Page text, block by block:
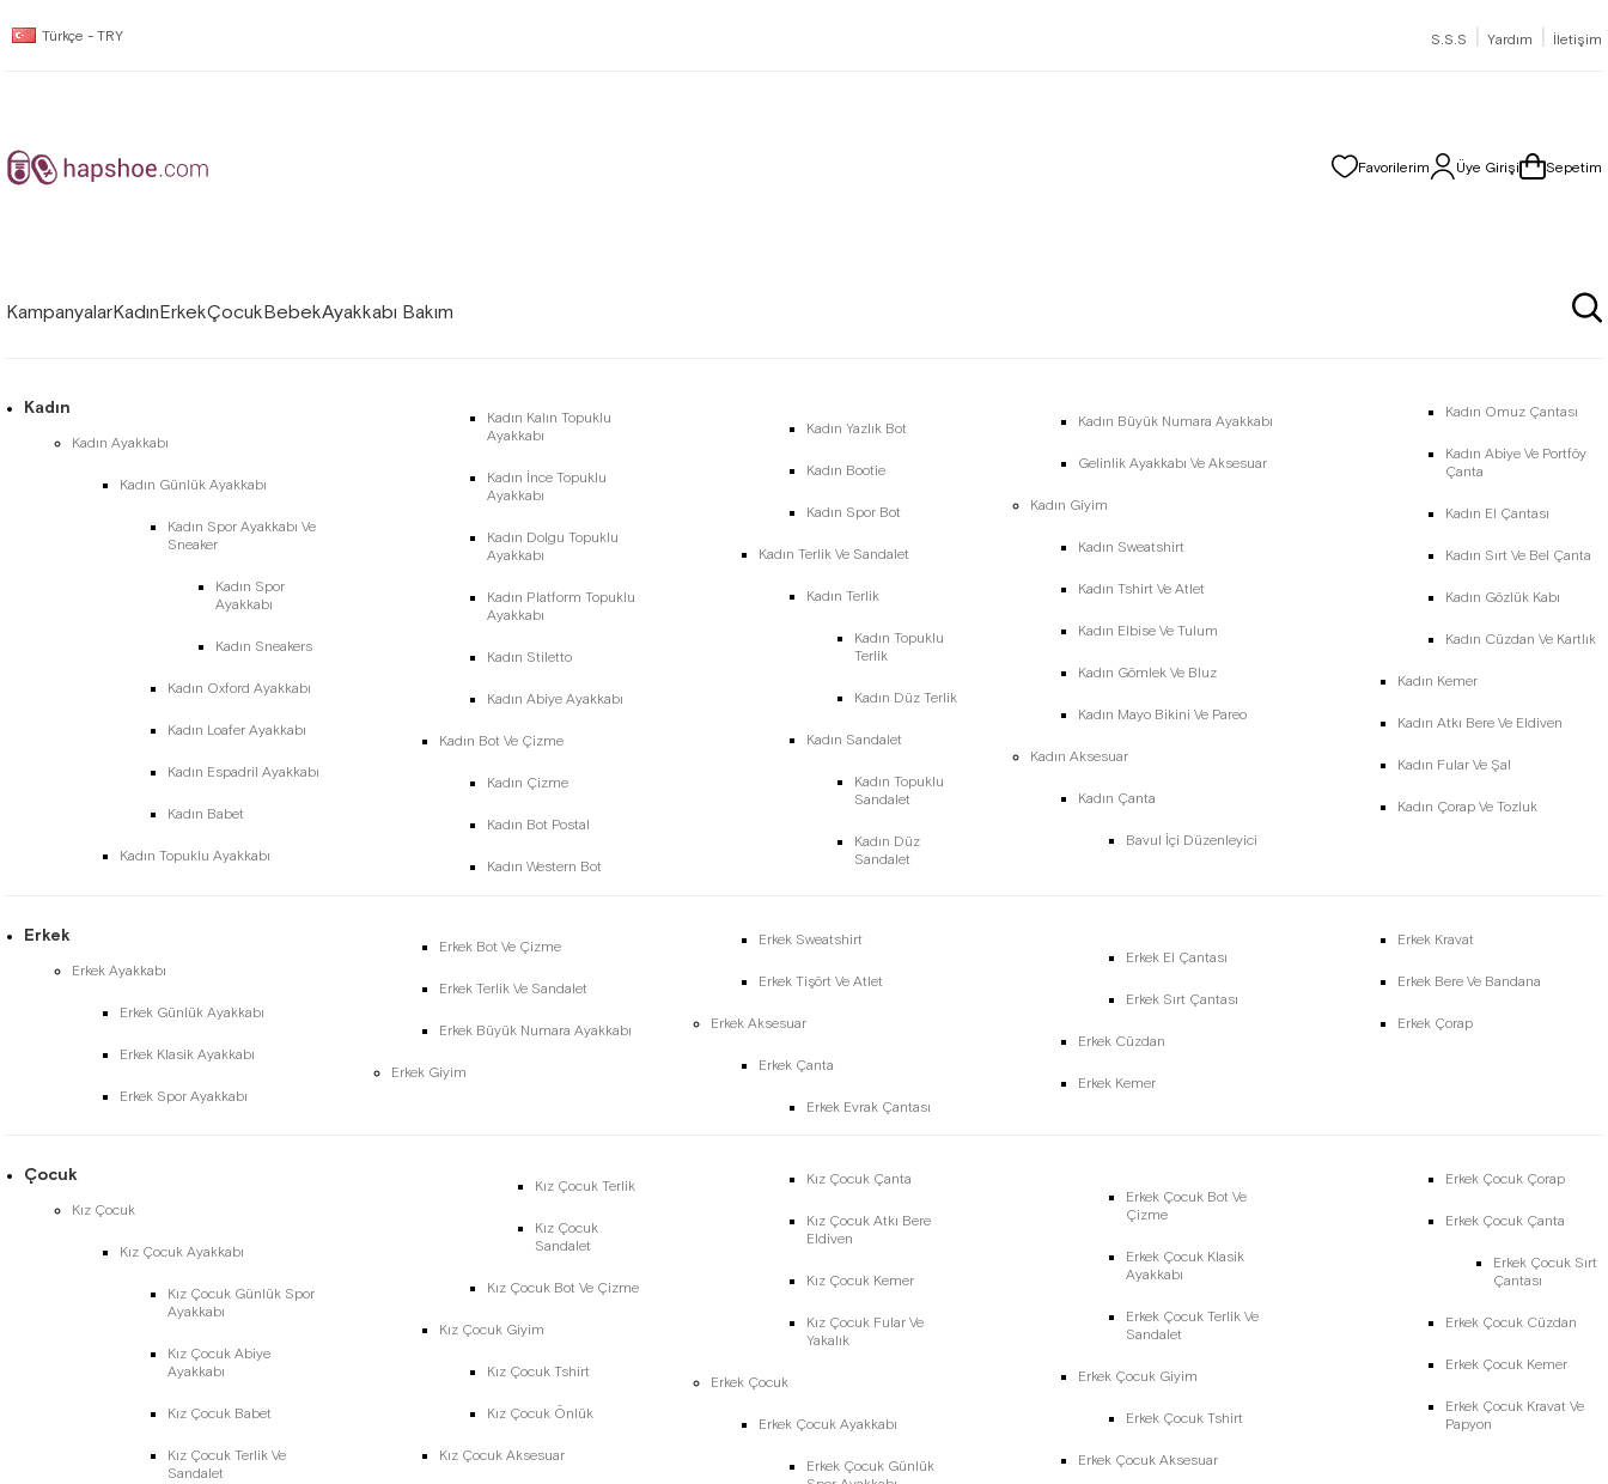
Türkçe - TRY S.S.S | Yardım | İletişim
Favorilerim Üye Girişi Sepetim
KampanyalarKadınErkekÇocukBebekAyakkabı Bakım
Kadın
Kadın Ayakkabı
Kadın Günlük Ayakkabı
Kadın Spor Ayakkabı Ve
Sneaker
Kadın Spor
Ayakkabı
Kadın Sneakers
Kadın Oxford Ayakkabı
Kadın Loafer Ayakkabı
Kadın Espadril Ayakkabı
Kadın Babet
Kadın Topuklu Ayakkabı
Kadın Kalın Topuklu
Ayakkabı
Kadın İnce Topuklu
Ayakkabı
Kadın Dolgu Topuklu
Ayakkabı
Kadın Platform Topuklu
Ayakkabı
Kadın Stiletto
Kadın Abiye Ayakkabı
Kadın Bot Ve Çizme
Kadın Çizme
Kadın Bot Postal
Kadın Western Bot
Kadın Yazlık Bot
Kadın Bootie
Kadın Spor Bot
Kadın Terlik Ve Sandalet
Kadın Terlik
Kadın Topuklu
Terlik
Kadın Düz Terlik
Kadın Sandalet
Kadın Topuklu
Sandalet
Kadın Düz
Sandalet
Kadın Büyük Numara Ayakkabı
Gelinlik Ayakkabı Ve Aksesuar
Kadın Giyim
Kadın Sweatshirt
Kadın Tshirt Ve Atlet
Kadın Elbise Ve Tulum
Kadın Gömlek Ve Bluz
Kadın Mayo Bikini Ve Pareo
Kadın Aksesuar
Kadın Çanta
Bavul İçi Düzenleyici
Kadın Omuz Çantası
Kadın Abiye Ve Portföy
Çanta
Kadın El Çantası
Kadın Sırt Ve Bel Çanta
Kadın Gözlük Kabı
Kadın Cüzdan Ve Kartlık
Kadın Kemer
Kadın Atkı Bere Ve Eldiven
Kadın Fular Ve Şal
Kadın Çorap Ve Tozluk
Erkek
Erkek Ayakkabı
Erkek Günlük Ayakkabı
Erkek Klasik Ayakkabı
Erkek Spor Ayakkabı
Erkek Bot Ve Çizme
Erkek Terlik Ve Sandalet
Erkek Büyük Numara Ayakkabı
Erkek Giyim
Erkek Sweatshirt
Erkek Tişört Ve Atlet
Erkek Aksesuar
Erkek Çanta
Erkek Evrak Çantası
Erkek El Çantası
Erkek Sırt Çantası
Erkek Cüzdan
Erkek Kemer
Erkek Kravat
Erkek Bere Ve Bandana
Erkek Çorap
Çocuk
Kız Çocuk
Kız Çocuk Ayakkabı
Kız Çocuk Günlük Spor
Ayakkabı
Kız Çocuk Abiye
Ayakkabı
Kız Çocuk Babet
Kız Çocuk Terlik Ve
Sandalet
Kız Çocuk Terlik
Kız Çocuk
Sandalet
Kız Çocuk Bot Ve Çizme
Kız Çocuk Giyim
Kız Çocuk Tshirt
Kız Çocuk Önlük
Kız Çocuk Aksesuar
Kız Çocuk Çanta
Kız Çocuk Atkı Bere
Eldiven
Kız Çocuk Kemer
Kız Çocuk Fular Ve
Yakalık
Erkek Çocuk
Erkek Çocuk Ayakkabı
Erkek Çocuk Günlük
Erkek Çocuk Bot Ve
Çizme
Erkek Çocuk Klasik
Ayakkabı
Erkek Çocuk Terlik Ve
Sandalet
Erkek Çocuk Giyim
Erkek Çocuk Tshirt
Erkek Çocuk Aksesuar
Erkek Çocuk Çorap
Erkek Çocuk Çanta
Erkek Çocuk Sırt
Çantası
Erkek Çocuk Cüzdan
Erkek Çocuk Kemer
Erkek Çocuk Kravat Ve
Papyon